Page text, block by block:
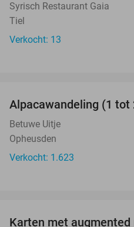
Syrisch Restaurant Gaia
Tiel
Verkocht: 13
Alpacawandeling (1 tot
Betuwe Uitje
Opheusden
Verkocht: 1.623
Karten met